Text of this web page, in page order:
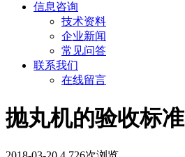
信息咨询
技术资料
企业新闻
常见问答
联系我们
在线留言
抛丸机的验收标准